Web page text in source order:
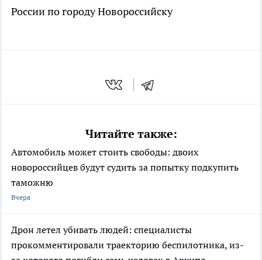
России по городу Новороссийску
Читайте также:
Автомобиль может стоить свободы: двоих
новороссийцев будут судить за попытку подкупить
таможню
Вчера
Дрон летел убивать людей: специалисты
прокомментировали траекторию беспилотника, из-